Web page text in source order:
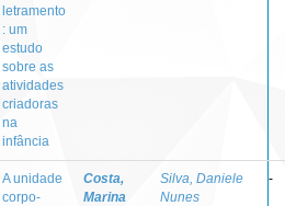
letramento
: um
estudo
sobre as
atividades
criadoras
na
infância
A unidade
corpo-
Costa,
Marina
Silva, Daniele
Nunes
-